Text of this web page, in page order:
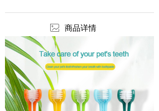
商品详情
ꂈ